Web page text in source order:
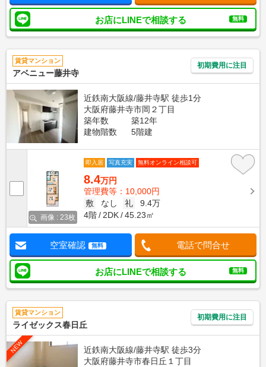
お店にLINEで相談する 無料
賃貸マンション
アベニュー藤井寺
初期費用に注目
近鉄南大阪線/藤井寺駅 徒歩1分
大阪府藤井寺市岡２丁目
築年数
築12年
建物階数
5階建
画像 : 23枚
即入居 写真充実 無料オンライン相談可
8.4万円
管理費等：10,000円
敷
なし 礼
9.4万
4階
2DK 45.23㎡
空室確認 無料 電話で問合せ
お店にLINEで相談する 無料
賃貸マンション
ライゼックス春日丘
初期費用に注目
NEW
近鉄南大阪線/藤井寺駅 徒歩3分
大阪府藤井寺市春日丘１丁目